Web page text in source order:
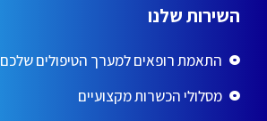
השירות שלנו
התאמת רופאים למערך הטיפולים שלכם
מסלולי הכשרות מקצועיים